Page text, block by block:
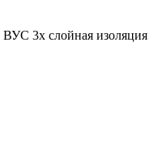
ВУС 3х слойная изоляция